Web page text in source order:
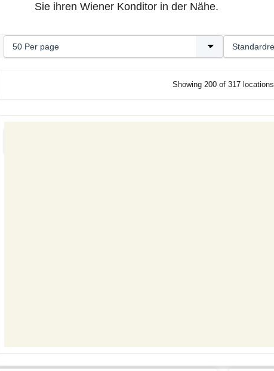
Sie ihren Wiener Konditor in der Nähe.
Showing 200 of 317 locations